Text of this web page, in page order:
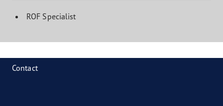
ROF Specialist
Contact